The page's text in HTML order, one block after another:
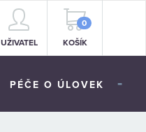
UŽIVATEL
0
KOŠÍK
PÉČE O ÚLOVEK -